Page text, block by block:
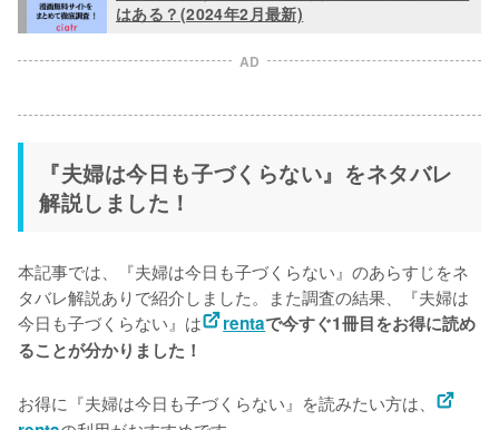
はある？(2024年2月最新)
AD
『夫婦は今日も子づくらない』をネタバレ
解説しました！
本記事では、『夫婦は今日も子づくらない』のあらすじをネ
タバレ解説ありで紹介しました。また調査の結果、『夫婦は
今日も子づくらない』は
rentaで今すぐ1冊目をお得に読め
ることが分かりました！
お得に『夫婦は今日も子づくらない』を読みたい方は、